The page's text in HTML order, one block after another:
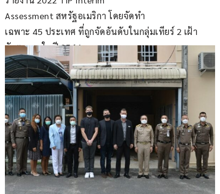
Assessment สหรัฐอเมริกา โดยจัดทำ
เฉพาะ 45 ประเทศ ที่ถูกจัดอันดับในกลุ่มเทียร์ 2 เฝ้า
จับตามองในปี 2564